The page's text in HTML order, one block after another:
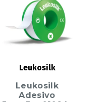
Leukosilk
Leukosilk
Adesivo